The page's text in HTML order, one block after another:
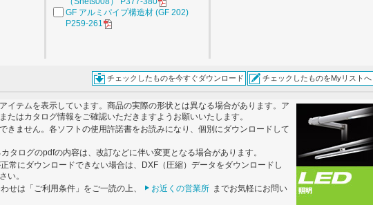
GF アルミパイプ構造材 (GF 202)
P259-261
チェックしたものを今すぐダウンロード チェックしたものをMyリストへ
イテムを表示しています。商品の実際の形状とは異なる場合があります。ア
たはカタログ情報をご確認いただきますようお願いいたします。
きません。各ソフトの使用許諾書をお読みになり、個別にダウンロードして
タログのpdfの内容は、改訂などに伴い変更となる場合があります。
常にダウンロードできない場合は、DXF（圧縮）データをダウンロードし
い。
せは「ご利用条件」をご一読の上、
お近くの営業所 までお気軽にお問い